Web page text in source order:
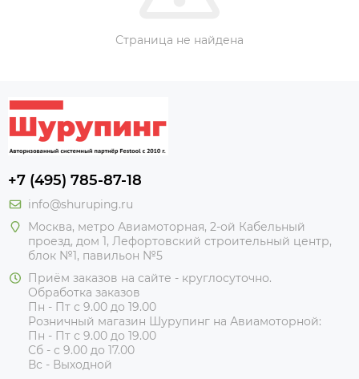
Страница не найдена
+7 (495) 785-87-18
info@shuruping.ru
Москва, метро Авиамоторная, 2-ой Кабельный
проезд, дом 1, Лефортовский строительный центр,
блок №1, павильон №5
Приём заказов на сайте - круглосуточно.
Обработка заказов
Пн - Пт с 9.00 до 19.00
Розничный магазин Шурупинг на Авиамоторной:
Пн - Пт с 9.00 до 19.00
Сб - с 9.00 до 17.00
Вс - Выходной